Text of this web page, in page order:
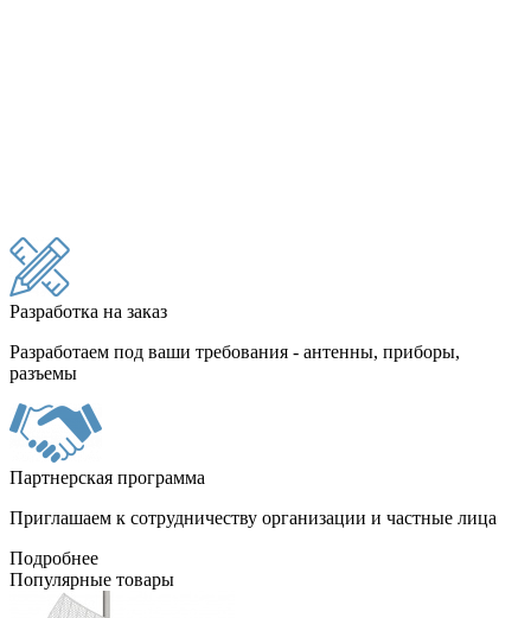
Разработка на заказ
Разработаем под ваши требования - антенны, приборы,
разъемы
Партнерская программа
Приглашаем к сотрудничеству организации и частные лица
Подробнее
Популярные товары